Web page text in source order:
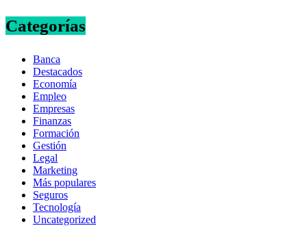
Categorías
Banca
Destacados
Economía
Empleo
Empresas
Finanzas
Formación
Gestión
Legal
Marketing
Más populares
Seguros
Tecnología
Uncategorized